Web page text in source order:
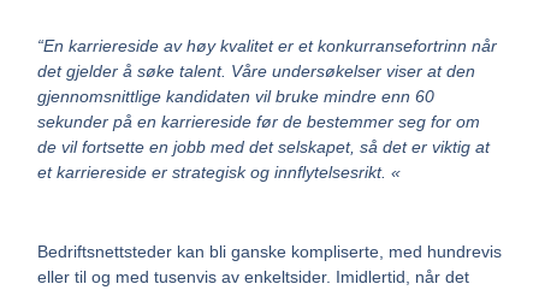
“En karriereside av høy kvalitet er et konkurransefortrinn når
det gjelder å søke talent. Våre undersøkelser viser at den
gjennomsnittlige kandidaten vil bruke mindre enn 60
sekunder på en karriereside før de bestemmer seg for om
de vil fortsette en jobb med det selskapet, så det er viktig at
et karriereside er strategisk og innflytelsesrikt. «
Bedriftsnettsteder kan bli ganske kompliserte, med hundrevis
eller til og med tusenvis av enkeltsider. Imidlertid, når det